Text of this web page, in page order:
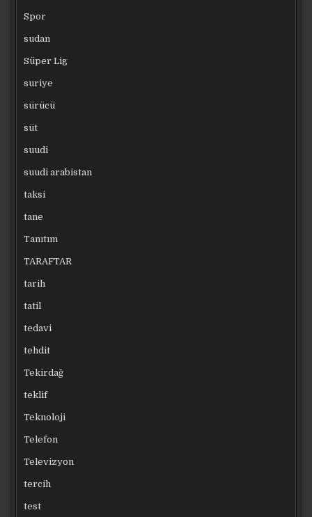
Spor
sudan
Süper Lig
suriye
sürücü
süt
suudi
suudi arabistan
taksi
tane
Tanıtım
TARAFTAR
tarih
tatil
tedavi
tehdit
Tekirdağ
teklif
Teknoloji
Telefon
Televizyon
tercih
test